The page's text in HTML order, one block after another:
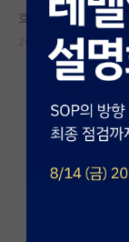
연구실&오픈랩
커뮤니티
커뮤니티 홈
전체글보기
베스트 게시판
호탕한 윌리엄 켈빈
2026.04.23 0